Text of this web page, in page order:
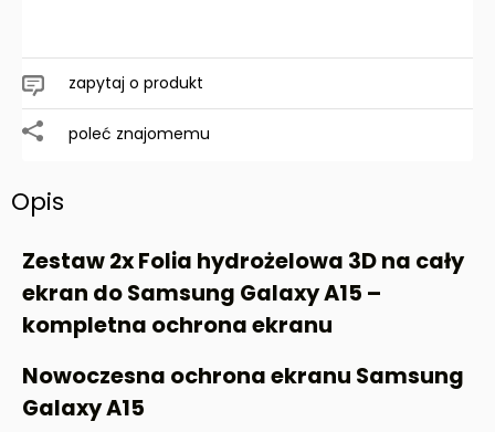
zapytaj o produkt
poleć znajomemu
Opis
Zestaw 2x Folia hydrożelowa 3D na cały
ekran doSamsung Galaxy A15 –
kompletna ochrona ekranu
Nowoczesna ochrona ekranu Samsung
Galaxy A15